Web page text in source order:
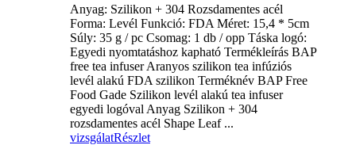
Anyag: Szilikon + 304 Rozsdamentes acél
Forma: Levél Funkció: FDA Méret: 15,4 * 5cm
Súly: 35 g / pc Csomag: 1 db / opp Táska logó:
Egyedi nyomtatáshoz kapható Termékleírás BAP
free tea infuser Aranyos szilikon tea infúziós
levél alakú FDA szilikon Terméknév BAP Free
Food Gade Szilikon levél alakú tea infuser
egyedi logóval Anyag Szilikon + 304
rozsdamentes acél Shape Leaf ...
vizsgálatRészlet